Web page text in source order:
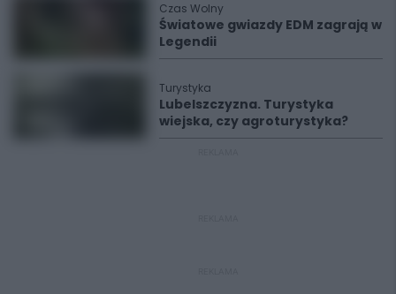
Czas Wolny
Światowe gwiazdy EDM zagrają w
Legendii
Turystyka
Lubelszczyzna. Turystyka
wiejska, czy agroturystyka?